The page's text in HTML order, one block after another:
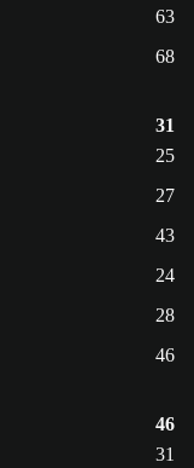
63
68
31
25
27
43
24
28
46
46
31